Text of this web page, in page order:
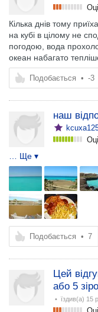
Кілька днів тому
на кубі в цілому не
погодою, вода
океан набагато
Подобається • -3
наш
… Ще ▾
Подобається • 7
Цей
або 5
• їздив(а) 15